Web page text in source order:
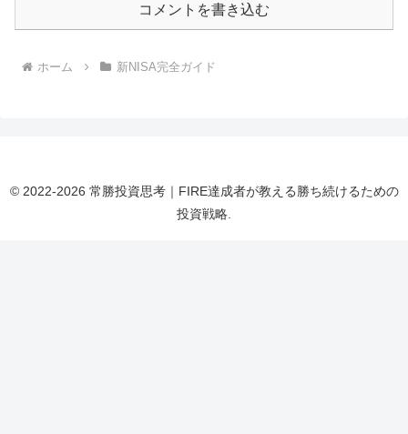
コメントを書き込む
ホーム 新NISA完全ガイド
© 2022-2026 常勝投資思考｜FIRE達成者が教える勝ち続けるための
投資戦略.